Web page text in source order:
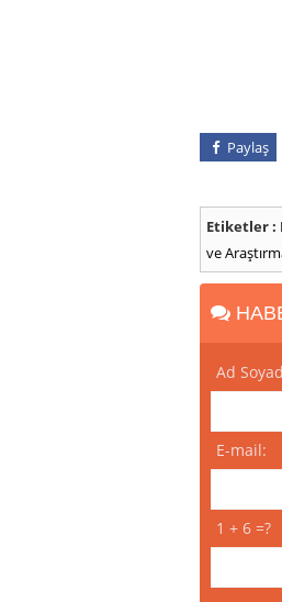
Paylaş
Etiketler :
ve
Ad
E-mail:
1 + 6 =?